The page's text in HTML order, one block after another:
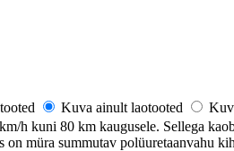
Kuva ainult laotooted
h kuni 80 km kaugusele. Sellega
on müra summutav polüuretaanvahu